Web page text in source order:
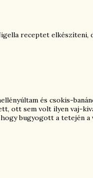
receptet elkészíteni,
és csokis-
ott sem volt ilyen vaj-
bugyogott a tetején a